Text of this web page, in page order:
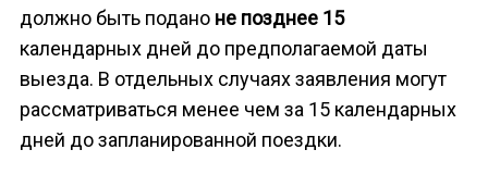
должно быть подано не позднее 15
календарных дней до предполагаемой даты
выезда. В отдельных случаях заявления могут
рассматриваться менее чем за 15 календарных
дней до запланированной поездки.